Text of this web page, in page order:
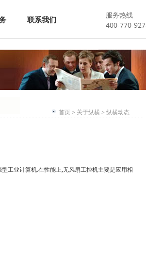
联系我们
服务热线
400-770-
首页> 关于纵横> 纵横动态
工业计算机.在性能上,无风扇工控机主要是应用相